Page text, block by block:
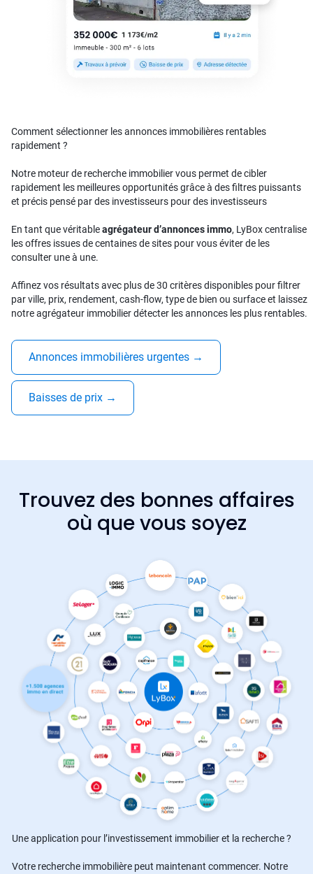
Comment sélectionner les annonces immobilières rentables
rapidement ?
Notre moteur de recherche immobilier vous permet de cibler
rapidement les meilleures opportunités grâce à des filtres puissants
et précis pensé par des investisseurs pour des investisseurs
En tant que véritableagrégateur d’annonces immo, LyBox centralise
les offres issues de centaines de sites pour vous éviter de les
consulter une à une.
Affinez vos résultats avec plus de 30 critères disponibles pour filtrer
par ville, prix, rendement, cash-flow, type de bien ou surface et laissez
notre agrégateur immobilier détecter les annonces les plus rentables.
Annonces immobilières urgentes →
Baisses de prix →
Trouvez des bonnes affaires
où que vous soyez
Une application pour l’investissement immobilier et la recherche ?
Votre recherche immobilière peut maintenant commencer. Notre